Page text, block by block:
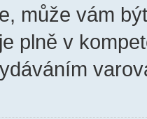
může vám
plně v